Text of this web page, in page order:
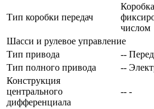
Тип коробки передач
числом
Шасси и рулевое управление
Тип привода
--
Тип полного привода
--
Конструкция
центрального
дифференциала
-- -